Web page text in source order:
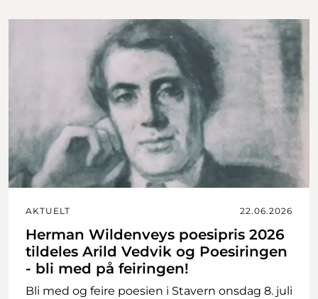
AKTUELT 22.06.2026
Herman Wildenveys poesipris 2026
tildeles Arild Vedvik og Poesiringen
- bli med på feiringen!
Bli med og feire poesien i Stavern onsdag 8. juli